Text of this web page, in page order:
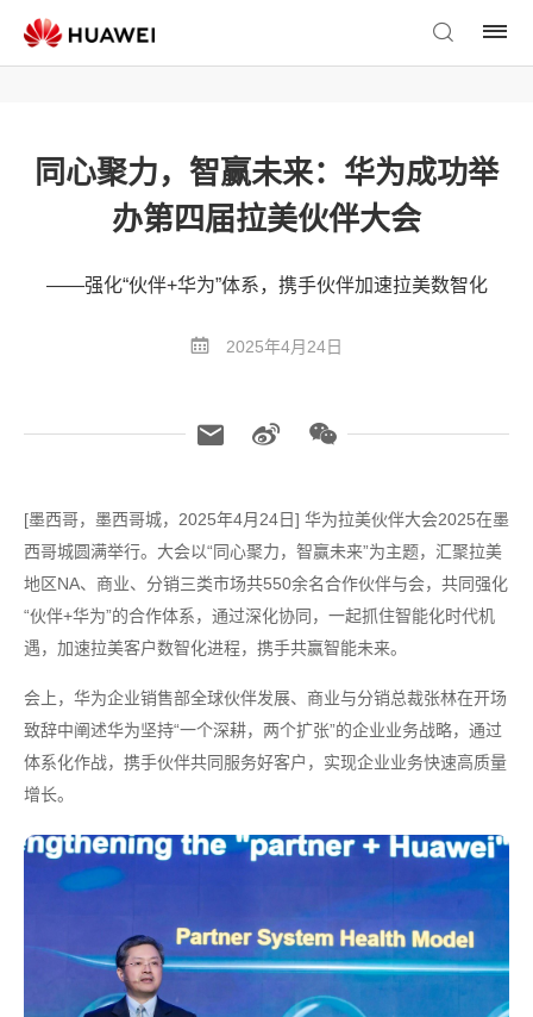
同心聚力，智赢未来：华为成功举
办第四届拉美伙伴大会
——强化“伙伴+华为”体系，携手伙伴加速拉美数智化
2025年4月24日
[墨西哥，墨西哥城，2025年4月24日] 华为拉美伙伴大会2025在墨
西哥城圆满举行。大会以“同心聚力，智赢未来”为主题，汇聚拉美
地区NA、商业、分销三类市场共550余名合作伙伴与会，共同强化
“伙伴+华为”的合作体系，通过深化协同，一起抓住智能化时代机
遇，加速拉美客户数智化进程，携手共赢智能未来。
会上，华为企业销售部全球伙伴发展、商业与分销总裁张林在开场
致辞中阐述华为坚持“一个深耕，两个扩张”的企业业务战略，通过
体系化作战，携手伙伴共同服务好客户，实现企业业务快速高质量
增长。